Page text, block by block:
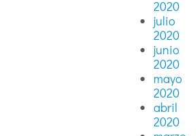
2020
julio
2020
junio
2020
mayo
2020
abril
2020